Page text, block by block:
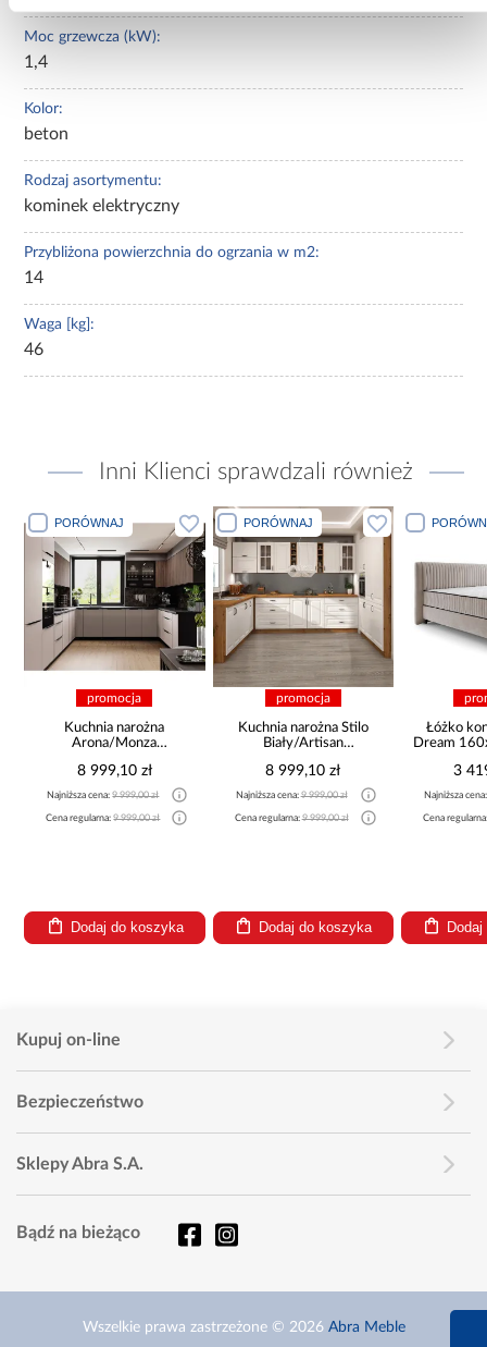
Moc grzewcza (kW):
1,4
Kolor:
beton
Rodzaj asortymentu:
kominek elektryczny
Przybliżona powierzchnia do ogrzania w m2:
14
Waga [kg]:
46
Inni Klienci sprawdzali również
PORÓWNAJ
promocja
Kuchnia narożna
Arona/Monza
8 999,10 zł
Najniższa cena:9 999,00 zł
Cena regularna:9 999,00 zł
Dodaj do koszyka
PORÓWNAJ
promocja
Kuchnia narożna Stilo
Biały/Artisan
8 999,10 zł
Najniższa cena:9 999,00 zł
Cena regularna:9 999,00 zł
Dodaj do koszyka
Łóżko
Dream
3
Najniższa
Cena
Kupuj on-line
Bezpieczeństwo
Sklepy Abra S.A.
Bądź na bieżąco
Wszelkie prawa zastrzeżone © 2026 Abra Meble
660 627